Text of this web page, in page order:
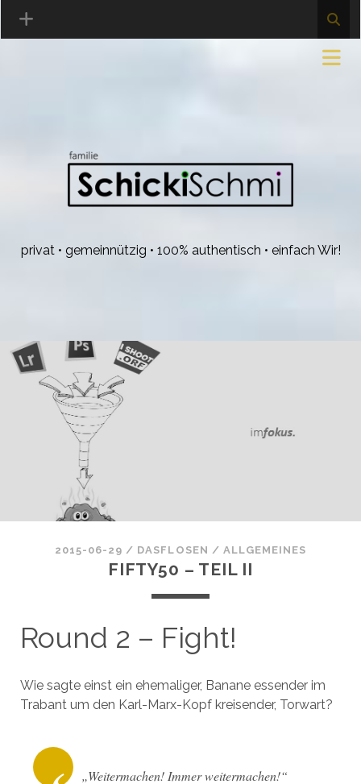
privat • gemeinnützig • 100% authentisch • einfach Wir!
2015-06-29 / DASFLOSEN / ALLGEMEINES
FIFTY50 – TEIL II
Round 2 – Fight!
Wie sagte einst ein ehemaliger, Banane essender im
Trabant um den Karl-Marx-Kopf kreisender, Torwart?
„Weitermachen! Immer weitermachen!“